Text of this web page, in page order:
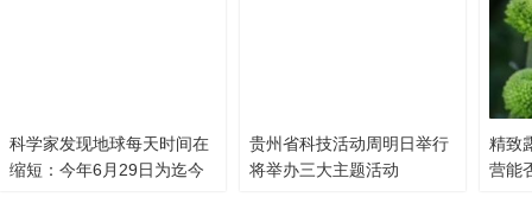
科学家发现地球每天时间在
缩短：今年6月29日为迄今
贵州省科技活动周明日举行
将举办三大主题活动
精致
营能